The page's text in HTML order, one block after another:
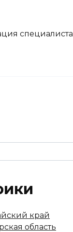
специалиста
край
область